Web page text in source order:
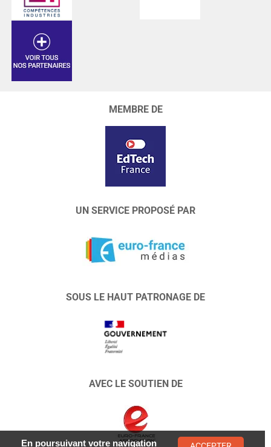
MEMBRE DE
UN SERVICE PROPOSÉ PAR
SOUS LE HAUT PATRONAGE DE
AVEC LE SOUTIEN DE
En poursuivant votre navigation